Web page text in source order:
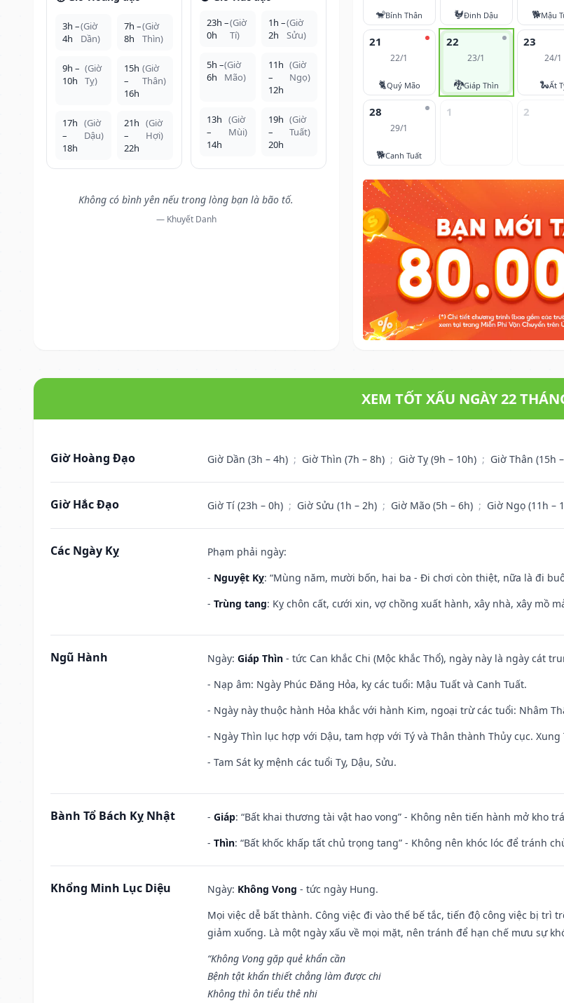
3h –
4h
(Giờ
Dần)
7h –
8h
(Giờ
Thìn)
9h –
10h
(Giờ
Tỵ)
15h
–
16h
(Giờ
Thân)
17h
–
18h
(Giờ
Dậu)
21h
–
22h
(Giờ
Hợi)
23h –
0h
(Giờ
Tí)
1h –
2h
(Giờ
Sửu)
5h –
6h
(Giờ
Mão)
11h
–
12h
(Giờ
Ngọ)
13h
–
14h
(Giờ
Mùi)
19h
–
20h
(Giờ
Tuất)
Không có bình yên nếu trong lòng bạn là bão tố.
— Khuyết Danh
🐒Bính Thân 🐓Đinh Dậu 🐕Mậu
21
22/1
🐈Quý Mão
22
23/1
🐉Giáp Thìn
23
24/1
🐍Ất
28
29/1
🐕Canh Tuất
1 2
XEM TỐT XẤU NGÀY 22
Giờ Hoàng Đạo Giờ Dần (3h – 4h) ; Giờ Thìn (7h – 8h) ; Giờ Tỵ (9h – 10h) ; Giờ Thân (15h
Giờ Hắc Đạo Giờ Tí (23h – 0h) ; Giờ Sửu (1h – 2h) ; Giờ Mão (5h – 6h) ; Giờ Ngọ (11h –
Các Ngày Kỵ
Phạm phải ngày:
- Nguyệt Kỵ: “Mùng năm, mười bốn, hai ba - Đi chơi còn thiệt, nữa là đi
- Trùng tang: Kỵ chôn cất, cưới xin, vợ chồng xuất hành, xây nhà, xây mồ
Ngũ Hành Ngày: Giáp Thìn - tức Can khắc Chi (Mộc khắc Thổ), ngày này là ngày cát
- Nạp âm: Ngày Phúc Đăng Hỏa, kỵ các tuổi: Mậu Tuất và Canh Tuất.
- Ngày này thuộc hành Hỏa khắc với hành Kim, ngoại trừ các tuổi: Nhâm
- Ngày Thìn lục hợp với Dậu, tam hợp với Tý và Thân thành Thủy cục.
- Tam Sát kỵ mệnh các tuổi Tỵ, Dậu, Sửu.
Bành Tổ Bách Kỵ Nhật - Giáp: “Bất khai thương tài vật hao vong” - Không nên tiến hành mở kho
- Thìn: “Bất khốc khấp tất chủ trọng tang” - Không nên khóc lóc để tránh
Khổng Minh Lục Diệu Ngày: Không Vong - tức ngày Hung.
Mọi việc dễ bất thành. Công việc đi vào thế bế tắc, tiến độ công việc bị
giảm xuống. Là một ngày xấu về mọi mặt, nên tránh để hạn chế mưu sự
“Không Vong gặp quẻ khẩn cần
Bệnh tật khẩn thiết chẳng làm được chi
Không thì ôn tiểu thê nhi